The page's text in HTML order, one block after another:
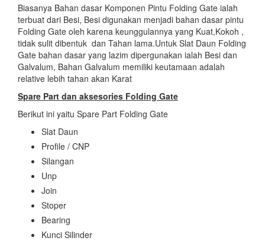
Biasanya Bahan dasar Komponen Pintu Folding Gate ialah
terbuat dari Besi, Besi digunakan menjadi bahan dasar pintu
Folding Gate oleh karena keunggulannya yang Kuat,Kokoh ,
tidak sulit dibentuk dan Tahan lama.Untuk Slat Daun Folding
Gate bahan dasar yang lazim dipergunakan ialah Besi dan
Galvalum, Bahan Galvalum memiliki keutamaan adalah
relative lebih tahan akan Karat
Spare Part dan aksesories Folding Gate
Berikut ini yaitu Spare Part Folding Gate
Slat Daun
Profile / CNP
Silangan
Unp
Join
Stoper
Bearing
Kunci Silinder